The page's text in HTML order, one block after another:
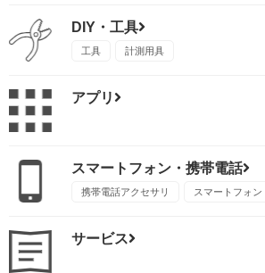
DIY・工具
工具 計測用具
アプリ
スマートフォン・携帯電話
携帯電話アクセサリ スマートフォン
サービス